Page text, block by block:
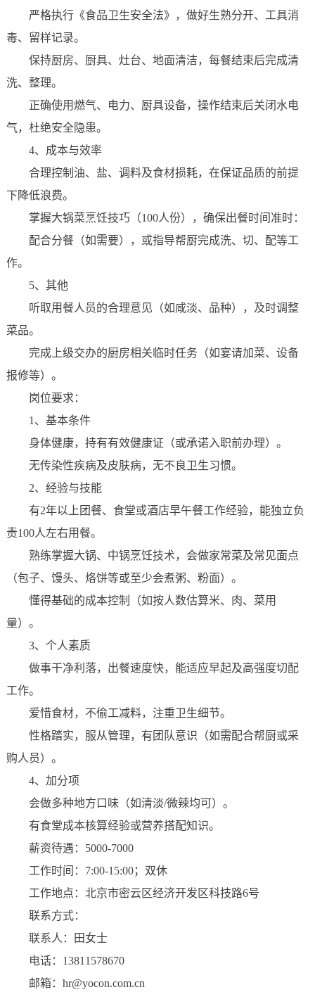
严格执行《食品卫生安全法》，做好生熟分开、工具消
毒、留样记录。
保持厨房、厨具、灶台、地面清洁，每餐结束后完成清
洗、整理。
正确使用燃气、电力、厨具设备，操作结束后关闭水电
气，杜绝安全隐患。
4、成本与效率
合理控制油、盐、调料及食材损耗，在保证品质的前提
下降低浪费。
掌握大锅菜烹饪技巧（100人份），确保出餐时间准时：
配合分餐（如需要），或指导帮厨完成洗、切、配等工
作。
5、其他
听取用餐人员的合理意见（如咸淡、品种），及时调整
菜品。
完成上级交办的厨房相关临时任务（如宴请加菜、设备
报修等）。
岗位要求：
1、基本条件
身体健康，持有有效健康证（或承诺入职前办理）。
无传染性疾病及皮肤病，无不良卫生习惯。
2、经验与技能
有2年以上团餐、食堂或酒店早午餐工作经验，能独立负
责100人左右用餐。
熟练掌握大锅、中锅烹饪技术，会做家常菜及常见面点
（包子、馒头、烙饼等或至少会煮粥、粉面）。
懂得基础的成本控制（如按人数估算米、肉、菜用
量）。
3、个人素质
做事干净利落，出餐速度快，能适应早起及高强度切配
工作。
爱惜食材，不偷工减料，注重卫生细节。
性格踏实，服从管理，有团队意识（如需配合帮厨或采
购人员）。
4、加分项
会做多种地方口味（如清淡/微辣均可）。
有食堂成本核算经验或营养搭配知识。
薪资待遇：5000-7000
工作时间：7:00-15:00；双休
工作地点：北京市密云区经济开发区科技路6号
联系方式：
联系人：田女士
电话：13811578670
邮箱：hr@yocon.com.cn